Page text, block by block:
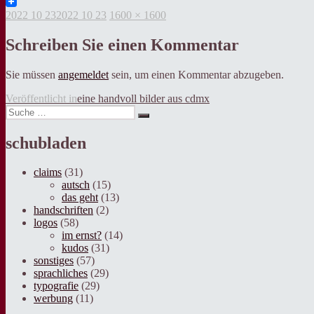
Veröffentlicht
2022 10 232022 10 23 Volle
1600 × 1600
Schreiben Sie einen Kommentar
Sie müssen angemeldet sein, um einen Kommentar abzugeben.
Beitragsnavigation
Veröffentlicht ineine handvoll bilder aus cdmx
Suche
nach:
Suche
schubladen
claims (31)
autsch (15)
das geht(13)
handschriften (2)
logos (58)
im ernst? (14)
kudos (31)
sonstiges (57)
sprachliches (29)
typografie (29)
werbung (11)